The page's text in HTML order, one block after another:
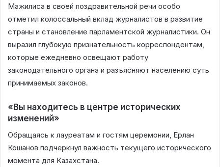
Мажилиса в своей поздравительной речи особо
отметил колоссальный вклад журналистов в развитие
страны и становление парламентской журналистики. Он
выразил глубокую признательность корреспондентам,
которые ежедневно освещают работу
законодательного органа и разъясняют населению суть
принимаемых законов.
«Вы находитесь в центре исторических
изменений»
Обращаясь к лауреатам и гостям церемонии, Ерлан
Кошанов подчеркнул важность текущего исторического
момента для Казахстана.